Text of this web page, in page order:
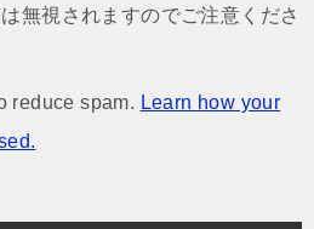
無視されますのでご注意くださ
reduce spam. Learn how your